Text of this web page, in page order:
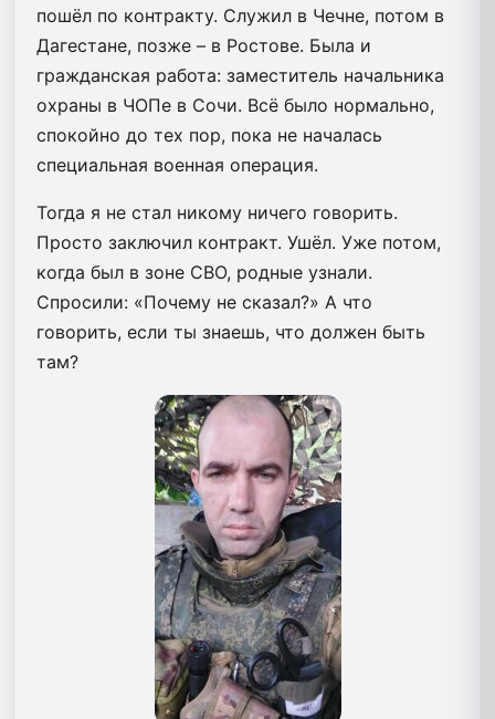
пошёл по контракту. Служил в Чечне, потом в
Дагестане, позже – в Ростове. Была и
гражданская работа: заместитель начальника
охраны в ЧОПе в Сочи. Всё было нормально,
спокойно до тех пор, пока не началась
специальная военная операция.
Тогда я не стал никому ничего говорить.
Просто заключил контракт. Ушёл. Уже потом,
когда был в зоне СВО, родные узнали.
Спросили: «Почему не сказал?» А что
говорить, если ты знаешь, что должен быть
там?